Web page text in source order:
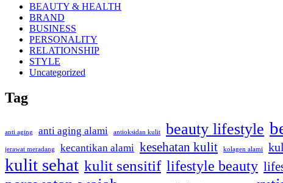
BEAUTY & HEALTH
BRAND
BUSINESS
PERSONALITY
RELATIONSHIP
STYLE
Uncategorized
Tag
anti aging anti aging alami antioksidan kulit beauty lifestyle
jerawat meradang kecantikan alami kesehatan kulit kolagen alami
kulit sehat kulit sensitif lifestyle beauty